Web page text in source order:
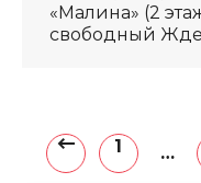
«Малина» (2
свободный
1 …